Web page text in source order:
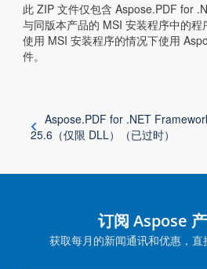
此 ZIP 文件仅包含 Aspose.PDF for
与同版本产品的 MSI 安装程序中的
使用 MSI 安装程序的情况下使用
件。
Aspose.PDF for .NET
25.6（仅限 DLL）（已过时）
订阅 Aspose
获取每月的新闻通讯和优惠，直